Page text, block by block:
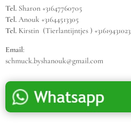
Tel. Sharon +31647760705
Tel. Anouk +31644513305
Tel. Kirstin (Tierlantijntjes ) +31619431023
Email:
schmuck.byshanouk@gmail.com